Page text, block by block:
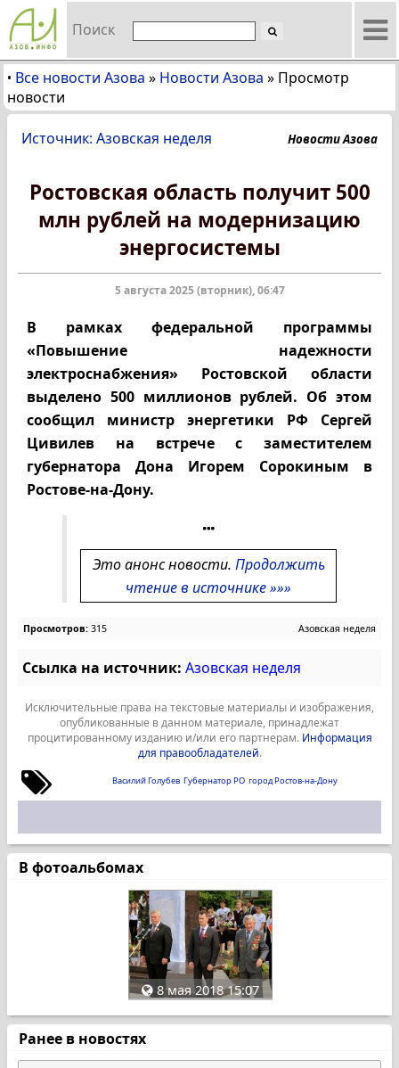
Поиск
• Все новости Азова » Новости Азова » Просмотр
новости
Источник: Азовская неделя Новости Азова
Ростовская область получит 500
млн рублей на модернизацию
энергосистемы
5 августа 2025 (вторник), 06:47
В рамках федеральной программы
«Повышение надежности
электроснабжения» Ростовской области
выделено 500 миллионов рублей. Об этом
сообщил министр энергетики РФ Сергей
Цивилев на встрече с заместителем
губернатора Дона Игорем Сорокиным в
Ростове-на-Дону.
Это анонс новости. Продолжить
чтение в источнике »»»
Просмотров: 315 Азовская неделя
Ссылка на источник: Азовская неделя
Исключительные права на текстовые материалы и изображения,
опубликованные в данном материале, принадлежат
процитированному изданию и/или его партнерам. Информация
для правообладателей.
Василий Голубев Губернатор РО город Ростов-на-Дону
В фотоальбомах
8 мая 2018 15:07
Ранее в новостях